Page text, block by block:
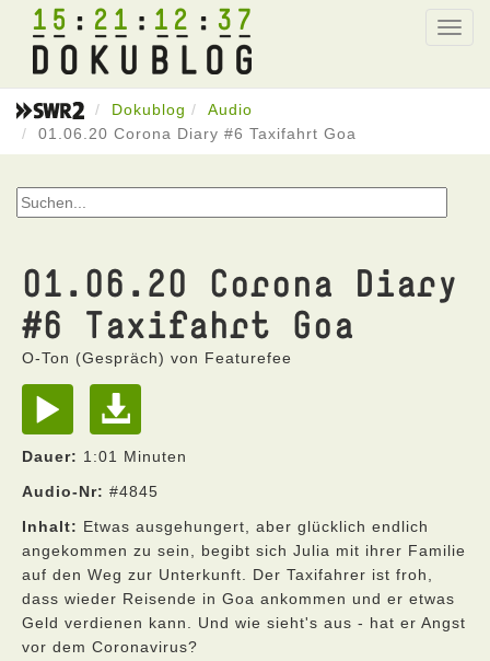
15 21 12 37
Dokublog
Audio
01.06.20 Corona Diary #6 Taxifahrt Goa
01.06.20 Corona Diary
#6 Taxifahrt Goa
O-Ton (Gespräch) von Featurefee
Dauer: 1:01 Minuten
Audio-Nr: #4845
Inhalt: Etwas ausgehungert, aber glücklich endlich
angekommen zu sein, begibt sich Julia mit ihrer Familie
auf den Weg zur Unterkunft. Der Taxifahrer ist froh,
dass wieder Reisende in Goa ankommen und er etwas
Geld verdienen kann. Und wie sieht's aus - hat er Angst
vor dem Coronavirus?